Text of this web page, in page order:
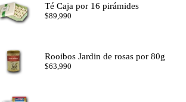
Té Caja por 16 pirámides
$89,990
Rooibos Jardin de rosas por 80g
$63,990